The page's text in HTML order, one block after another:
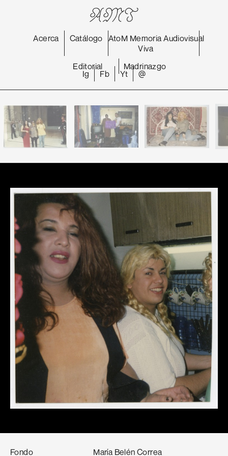
Acerca Catálogo AtoM Memoria
Viva
Audiovisual
Editorial Madrinazgo
Ig Fb Yt @
Fondo María Belén Correa